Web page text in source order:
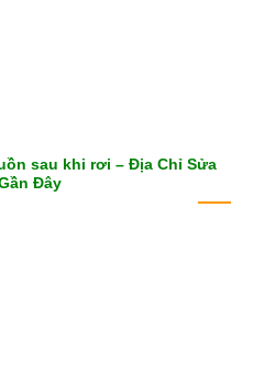
sau khi rơi – Địa Chỉ Sửa
Đây